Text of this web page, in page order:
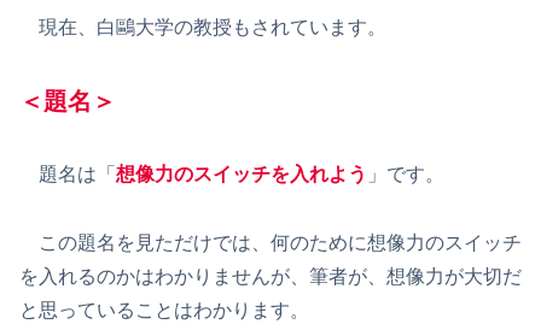
現在、白鷗大学の教授もされています。
＜題名＞
題名は「 想像力のスイッチを入れよう 」です。
この題名を見ただけでは、何のために想像力のスイッチ
を入れるのかはわかりませんが、筆者が、想像力が大切だ
と思っていることはわかります。